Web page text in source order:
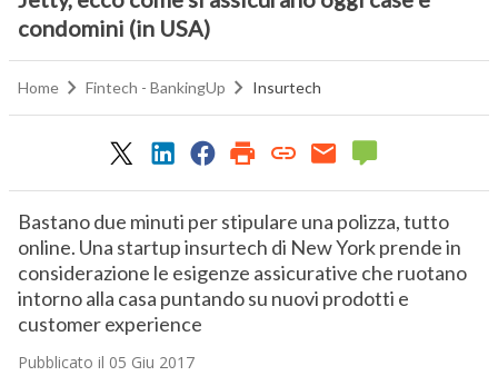
condomini (in USA)
Home Fintech - BankingUp Insurtech
Bastano due minuti per stipulare una polizza, tutto
online. Una startup insurtech di New York prende in
considerazione le esigenze assicurative che ruotano
intorno alla casa puntando su nuovi prodotti e
customer experience
Pubblicato il 05 Giu 2017